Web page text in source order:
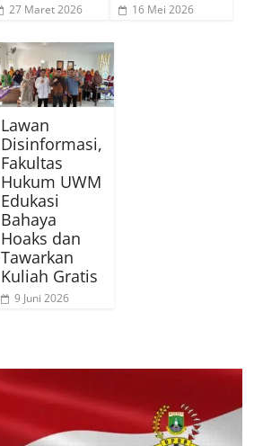
27 Maret 2026 16 Mei 2026
Lawan
Disinformasi,
Fakultas
Hukum UWM
Edukasi
Bahaya
Hoaks dan
Tawarkan
Kuliah Gratis
9 Juni 2026